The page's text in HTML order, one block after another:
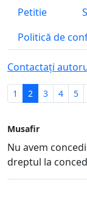
Petitie
Politică de
Contactați
1 2 3 4 5
Musafir
Nu avem
dreptul la